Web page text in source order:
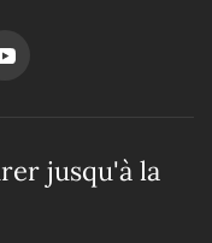
jusqu'à la